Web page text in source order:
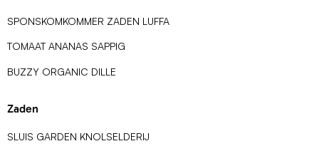
SPONSKOMKOMMER ZADEN LUFFA
TOMAAT ANANAS SAPPIG
BUZZY ORGANIC DILLE
Zaden
SLUIS GARDEN KNOLSELDERIJ